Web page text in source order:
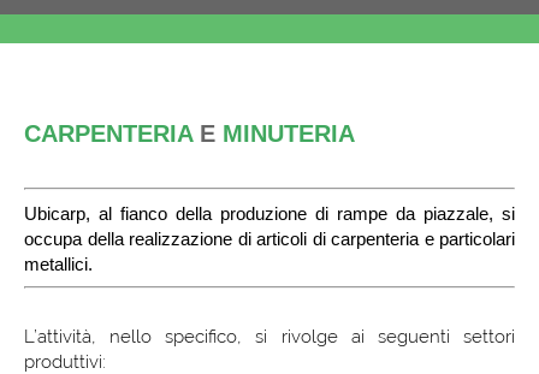
CARPENTERIA E MINUTERIA
Ubicarp, al fianco della produzione di rampe da piazzale, si
occupa della realizzazione di articoli di carpenteria e particolari
metallici.
L’attività, nello specifico, si rivolge ai seguenti settori
produttivi: